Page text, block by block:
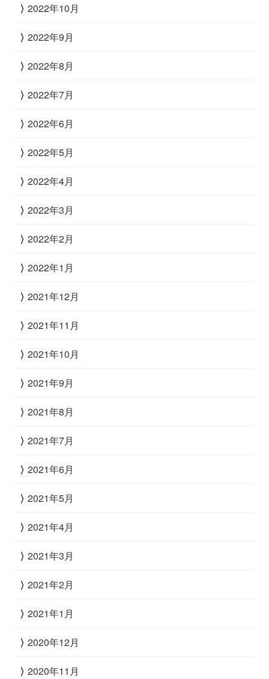
2022年10月
2022年9月
2022年8月
2022年7月
2022年6月
2022年5月
2022年4月
2022年3月
2022年2月
2022年1月
2021年12月
2021年11月
2021年10月
2021年9月
2021年8月
2021年7月
2021年6月
2021年5月
2021年4月
2021年3月
2021年2月
2021年1月
2020年12月
2020年11月